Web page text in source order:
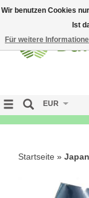
EUR
Startseite »
Wir benutzen Cookies
Ist
Für weitere